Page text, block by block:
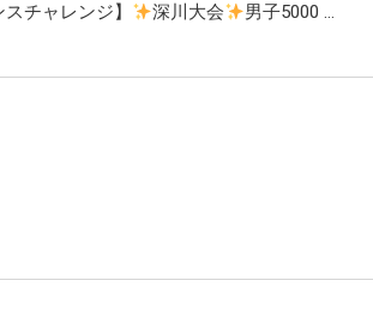
チャレンジ】 深川大会 男子5000 …